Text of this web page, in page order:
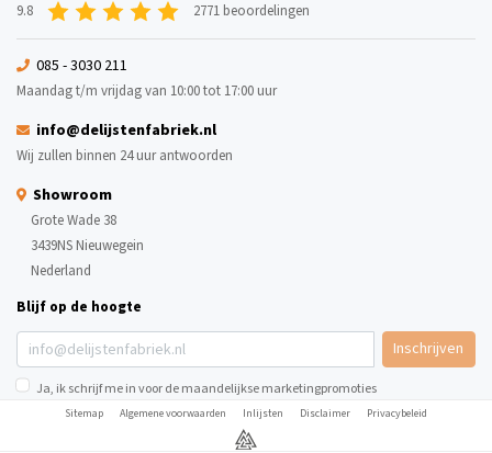
9.8 2771 beoordelingen
085 - 3030 211
Maandag t/m vrijdag van 10:00 tot 17:00 uur
info@delijstenfabriek.nl
Wij zullen binnen 24 uur antwoorden
Showroom
Grote Wade 38
3439NS Nieuwegein
Nederland
Blijf op de hoogte
Inschrijven
Ja, ik schrijf me in voor de maandelijkse marketingpromoties
Sitemap Algemene voorwaarden Inlijsten Disclaimer Privacybeleid